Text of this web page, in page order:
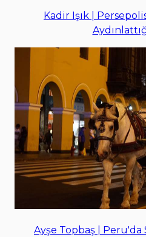
Kadir Işık |
Ayşe Topbaş | Peru'da